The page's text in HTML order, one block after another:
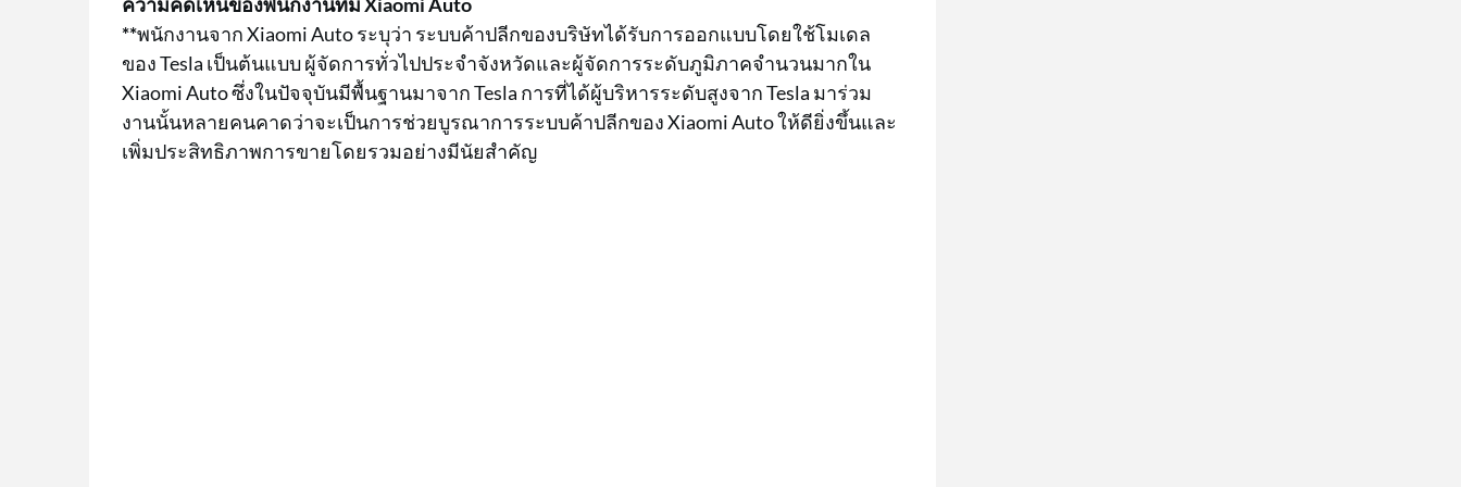
**พนักงานจาก Xiaomi Auto ระบุว่า ระบบค้าปลีกของบริษัทได้รับการออกแบบโดยใช้โมเดล
ของ Tesla เป็นต้นแบบ ผู้จัดการทั่วไปประจำจังหวัดและผู้จัดการระดับภูมิภาคจำนวนมากใน
Xiaomi Auto ซึ่งในปัจจุบันมีพื้นฐานมาจาก Tesla การที่ได้ผู้บริหารระดับสูงจาก Tesla มาร่วม
งานนั้นหลายคนคาดว่าจะเป็นการช่วยบูรณาการระบบค้าปลีกของ Xiaomi Auto ให้ดียิ่งขึ้นและ
เพิ่มประสิทธิภาพการขายโดยรวมอย่างมีนัยสำคัญ